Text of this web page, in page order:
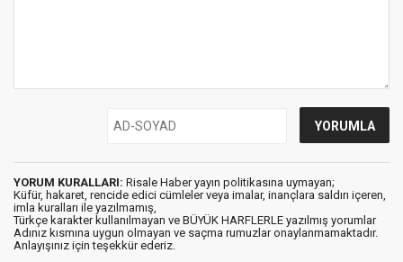
YORUM KURALLARI: Risale Haber yayın politikasına uymayan;
Küfür, hakaret, rencide edici cümleler veya imalar, inançlara saldırı içeren,
imla kuralları ile yazılmamış,
Türkçe karakter kullanılmayan ve BÜYÜK HARFLERLE yazılmış yorumlar
Adınız kısmına uygun olmayan ve saçma rumuzlar onaylanmamaktadır.
Anlayışınız için teşekkür ederiz.